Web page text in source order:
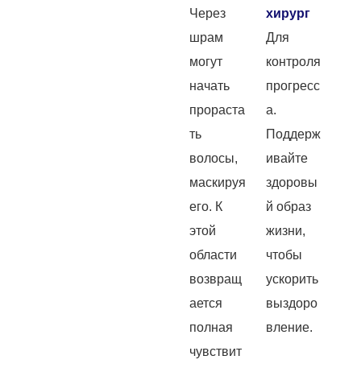
Через
шрам
могут
начать
прораста
ть
волосы,
маскируя
его. К
этой
области
возвращ
ается
полная
чувствит
хирург
Для
контроля
прогресс
а.
Поддерж
ивайте
здоровы
й образ
жизни,
чтобы
ускорить
выздоро
вление.